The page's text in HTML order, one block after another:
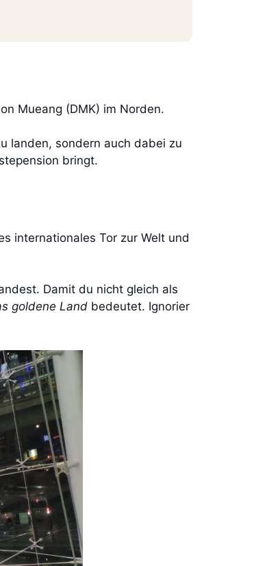
Mueang (DMK) im Norden.
landen, sondern auch dabei zu
bringt.
internationales Tor zur Welt und
Damit du nicht gleich als
goldene Land bedeutet. Ignorier